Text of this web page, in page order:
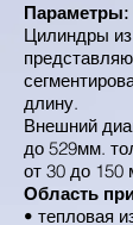
Параметры:
Цилиндры из
длину.
Внешний
до 529мм.
от 30 до 150
Область
• тепловая